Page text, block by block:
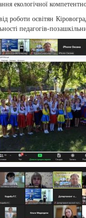
екологічної
роботи освітян
педагогів-